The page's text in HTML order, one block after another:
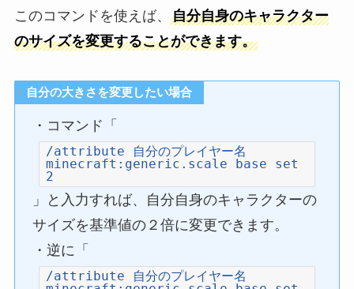
このコマンドを使えば、 自分自身のキャラクター
のサイズを変更することができます。
自分の大きさを変更したい場合
・コマンド「
/attribute 自分のプレイヤー名
minecraft:generic.scale base set
2
」と入力すれば、自分自身のキャラクターの
サイズを基準値の２倍に変更できます。
・逆に「
/attribute 自分のプレイヤー名